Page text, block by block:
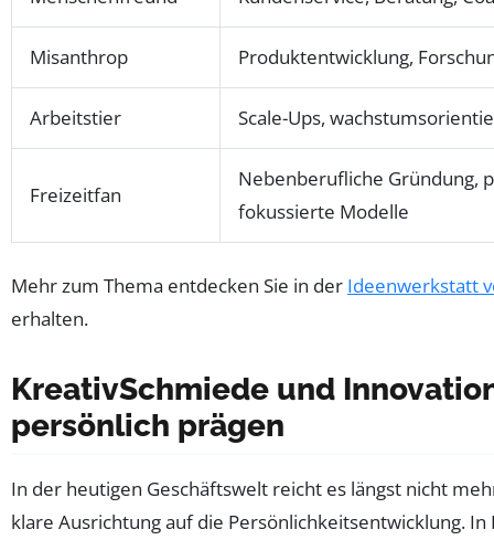
Misanthrop Produktentwicklung,
Arbeitstier Scale-Ups,
Freizeitfan
Nebenberufliche Gründung,
fokussierte Modelle
Mehr zum Thema entdecken Sie in der Ideenwerkstatt
erhalten.
KreativSchmiede und
persönlich prägen
In der heutigen Geschäftswelt reicht es längst nicht
klare Ausrichtung auf die Persönlichkeitsentwicklung.